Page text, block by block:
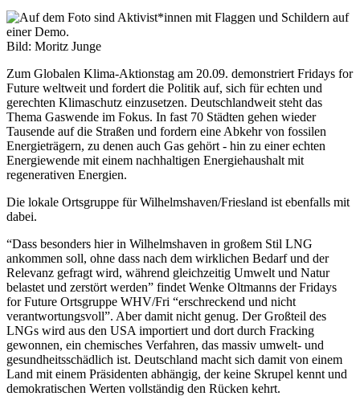
Bild: Moritz Junge
Zum Globalen Klima-Aktionstag am 20.09. demonstriert Fridays for
Future weltweit und fordert die Politik auf, sich für echten und
gerechten Klimaschutz einzusetzen. Deutschlandweit steht das
Thema Gaswende im Fokus. In fast 70 Städten gehen wieder
Tausende auf die Straßen und fordern eine Abkehr von fossilen
Energieträgern, zu denen auch Gas gehört - hin zu einer echten
Energiewende mit einem nachhaltigen Energiehaushalt mit
regenerativen Energien.
Die lokale Ortsgruppe für Wilhelmshaven/Friesland ist ebenfalls mit
dabei.
“Dass besonders hier in Wilhelmshaven in großem Stil LNG
ankommen soll, ohne dass nach dem wirklichen Bedarf und der
Relevanz gefragt wird, während gleichzeitig Umwelt und Natur
belastet und zerstört werden” findet Wenke Oltmanns der Fridays
for Future Ortsgruppe WHV/Fri “erschreckend und nicht
verantwortungsvoll”. Aber damit nicht genug. Der Großteil des
LNGs wird aus den USA importiert und dort durch Fracking
gewonnen, ein chemisches Verfahren, das massiv umwelt- und
gesundheitsschädlich ist. Deutschland macht sich damit von einem
Land mit einem Präsidenten abhängig, der keine Skrupel kennt und
demokratischen Werten vollständig den Rücken kehrt.